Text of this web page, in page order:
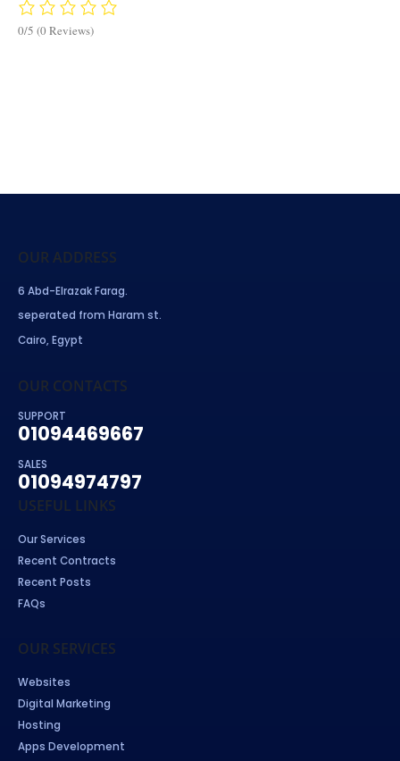
0/5 (0 Reviews)
OUR ADDRESS
6 Abd-Elrazak Farag.
seperated from Haram st.
Cairo, Egypt
OUR CONTACTS
SUPPORT
01094469667
SALES
01094974797
USEFUL LINKS
Our Services
Recent Contracts
Recent Posts
FAQs
OUR SERVICES
Websites
Digital Marketing
Hosting
Apps Development